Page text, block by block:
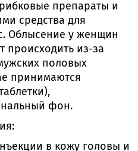
препараты и
средства для
Облысение у женщин
происходить из-за
половых
принимаются
фон.
в кожу головы и